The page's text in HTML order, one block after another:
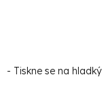
- Tiskne se na hladký